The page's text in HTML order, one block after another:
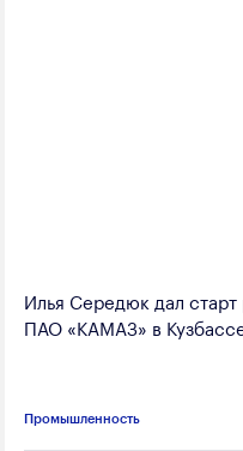
Илья Середюк дал
ПАО «КАМАЗ» в
Промышленность